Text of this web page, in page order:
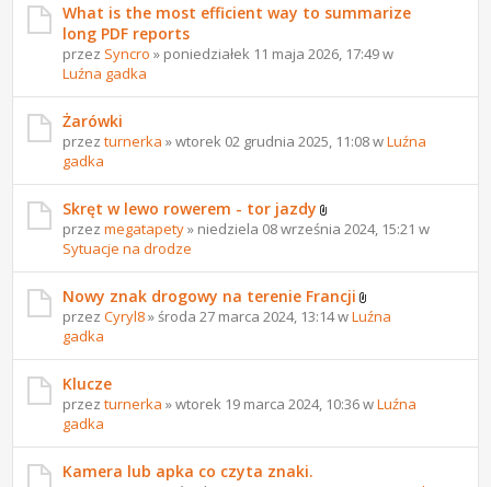
What is the most efficient way to summarize
long PDF reports
przez Syncro » poniedziałek 11 maja 2026, 17:49 w
Luźna gadka
Żarówki
przezturnerka » wtorek 02 grudnia 2025, 11:08 wLuźna
gadka
Skręt w lewo rowerem - tor jazdy
przezmegatapety» niedziela 08 września 2024, 15:21 w
Sytuacje na drodze
Nowy znak drogowy na terenie Francji
przezCyryl8» środa 27 marca 2024, 13:14 wLuźna
gadka
Klucze
przezturnerka » wtorek 19 marca 2024, 10:36 wLuźna
gadka
Kamera lub apka co czyta znaki.